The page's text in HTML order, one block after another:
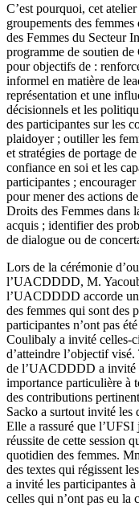
C’est pourquoi, cet
groupements des
des Femmes du Secteur
programme de soutien
pour objectifs de :
informel en matière de
représentation et une
décisionnels et les
des participantes sur les
plaidoyer ; outiller les
et stratégies de portage
confiance en soi et les
participantes ;
pour mener des actions
Droits des Femmes dans
acquis ; identifier des
de dialogue ou de
Lors de la cérémonie
l’UACDDDD, M.
l’UACDDDD accorde
des femmes qui sont des
participantes n’ont pas
Coulibaly a invité celles-
d’atteindre l’objectif
de l’UACDDDD a invité
importance particulière à
des contributions
Sacko a surtout invité les
Elle a rassuré que
réussite de cette session
quotidien des femmes.
des textes qui régissent
a invité les participantes à
celles qui n’ont pas eu la